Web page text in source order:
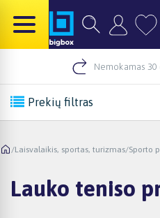
Nemokamas 30
Prekių filtras
/Laisvalaikis, sportas, turizmas/Sporto
Lauko teniso